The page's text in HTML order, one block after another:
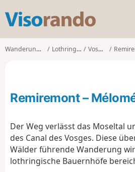
s
o
o
Wanderungen Lothringen Vosges
Remiremont –
Der Weg verlässt das Moseltal
des Canal des Vosges. Diese
Wälder führende Wanderung
lothringische Bauernhöfe